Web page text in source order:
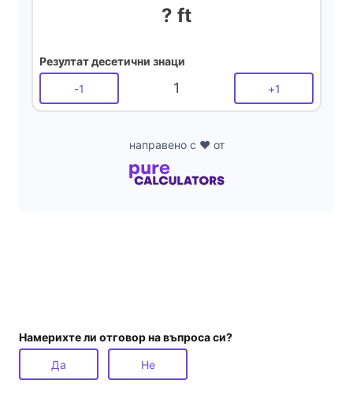
? ft
Резултат десетични знаци
-1 1 +1
направено с ❤️ от
Намерихте ли отговор на въпроса си?
Да Не